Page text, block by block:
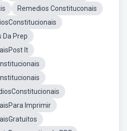
Remedios Constituconais
Da Prep
It
Imprimir